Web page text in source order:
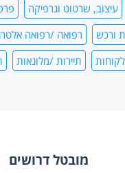
עיצוב, שרטוט וגרפיקה
ורכש
רפואה /רפואה
תיירות /מלונאות
מובטל דרושים